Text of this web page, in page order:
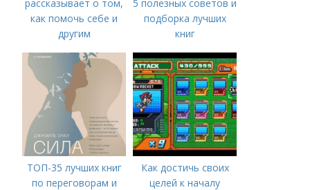
рассказывает о том,
как помочь себе и
другим
5 полезных советов и
подборка лучших
книг
ТОП-35 лучших книг
по переговорам и
Как достичь своих
целей к началу